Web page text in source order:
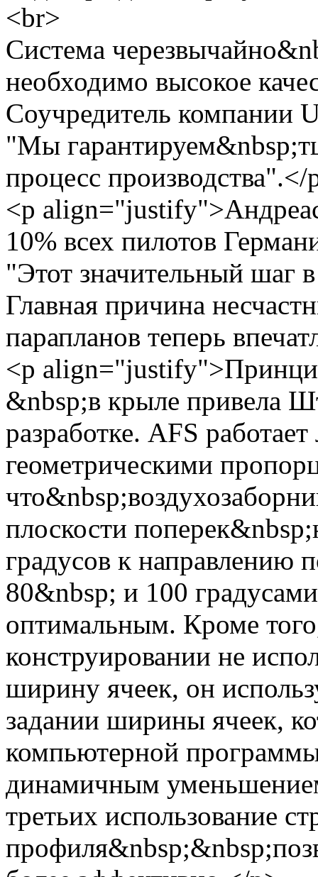
<br>
Система
необходимо высокое
Соучредитель компании
"Мы
процесс производства".</
<p
10% всех пилотов
"Этот значительный шаг
Главная причина
парапланов теперь
<p
&nbsp;в крыле привела
разработке. AFS
геометрическими
плоскости
градусов к направлению
80&nbsp; и 100
оптимальным. Кроме
конструировании не
ширину ячеек, он
задании ширины ячеек,
компьютерной
динамичным
третьих использование